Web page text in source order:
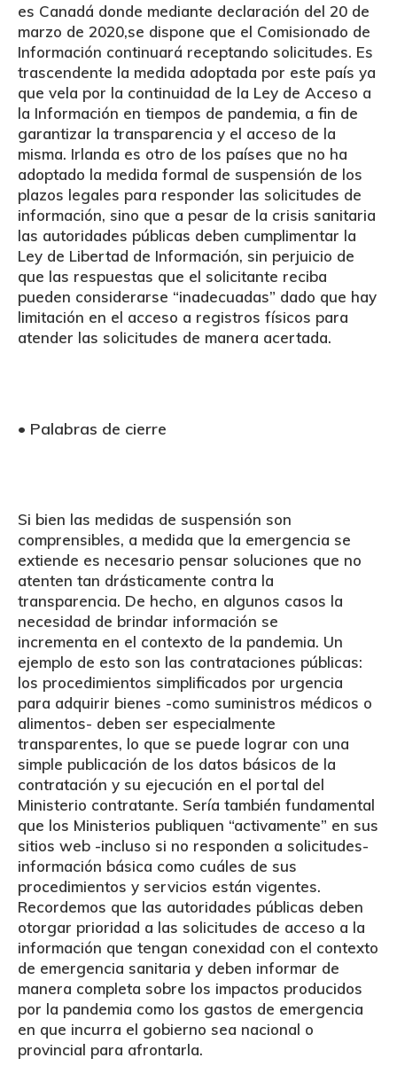
es Canadá donde mediante declaración del 20 de
marzo de 2020,se dispone que el Comisionado de
Información continuará receptando solicitudes. Es
trascendente la medida adoptada por este país ya
que vela por la continuidad de la Ley de Acceso a
la Información en tiempos de pandemia, a fin de
garantizar la transparencia y el acceso de la
misma. Irlanda es otro de los países que no ha
adoptado la medida formal de suspensión de los
plazos legales para responder las solicitudes de
información, sino que a pesar de la crisis sanitaria
las autoridades públicas deben cumplimentar la
Ley de Libertad de Información, sin perjuicio de
que las respuestas que el solicitante reciba
pueden considerarse “inadecuadas” dado que hay
limitación en el acceso a registros físicos para
atender las solicitudes de manera acertada.
• Palabras de cierre
Si bien las medidas de suspensión son
comprensibles, a medida que la emergencia se
extiende es necesario pensar soluciones que no
atenten tan drásticamente contra la
transparencia. De hecho, en algunos casos la
necesidad de brindar información se
incrementa en el contexto de la pandemia. Un
ejemplo de esto son las contrataciones públicas:
los procedimientos simplificados por urgencia
para adquirir bienes -como suministros médicos o
alimentos- deben ser especialmente
transparentes, lo que se puede lograr con una
simple publicación de los datos básicos de la
contratación y su ejecución en el portal del
Ministerio contratante. Sería también fundamental
que los Ministerios publiquen “activamente” en sus
sitios web -incluso si no responden a solicitudes-
información básica como cuáles de sus
procedimientos y servicios están vigentes.
Recordemos que las autoridades públicas deben
otorgar prioridad a las solicitudes de acceso a la
información que tengan conexidad con el contexto
de emergencia sanitaria y deben informar de
manera completa sobre los impactos producidos
por la pandemia como los gastos de emergencia
en que incurra el gobierno sea nacional o
provincial para afrontarla.